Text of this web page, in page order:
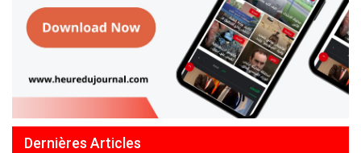
Dernières Articles